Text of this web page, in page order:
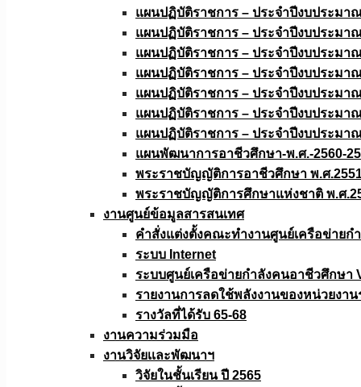
แผนปฏิบัติราชการ – ประจำปีงบประมา
แผนปฏิบัติราชการ – ประจำปีงบประมา
แผนปฏิบัติราชการ – ประจำปีงบประมา
แผนปฏิบัติราชการ – ประจำปีงบประมา
แผนปฏิบัติราชการ – ประจำปีงบประมา
แผนปฏิบัติราชการ – ประจำปีงบประมา
แผนปฏิบัติราชการ – ประจำปีงบประมา
แผนพัฒนาการอาชีวศึกษา-พ.ศ.-2560-
พระราชบัญญัติการอาชีวศึกษา พ.ศ
พระราชบัญญัติการศึกษาแห่งชาติ พ.ศ
งานศูนย์ข้อมูลสารสนเทศ
คำสั่งแต่งตั้งคณะทำงานศูนย์เครือข่าย
ระบบ Internet
ระบบศูนย์เครือข่ายกำลังคนอาชีวศึกษา
รายงานการลดใช้พลังงานของหน่วยงา
รางวัลที่ได้รับ 65-68
งานความร่วมมือ
งานวิจัยเเละพัฒนาฯ
วิจัยในชั้นเรียน ปี 2565